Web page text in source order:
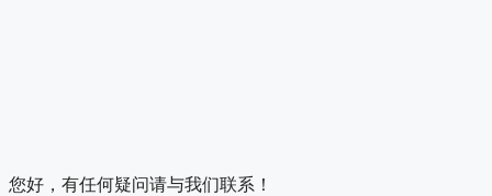
您好，有任何疑问请与我们联系！